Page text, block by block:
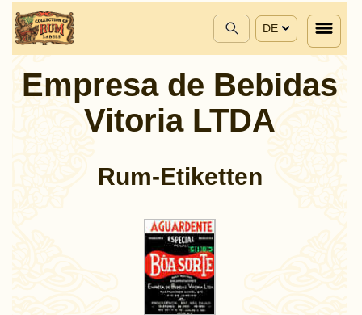
DE
Empresa de Bebidas
Vitoria LTDA
Rum-Etiketten